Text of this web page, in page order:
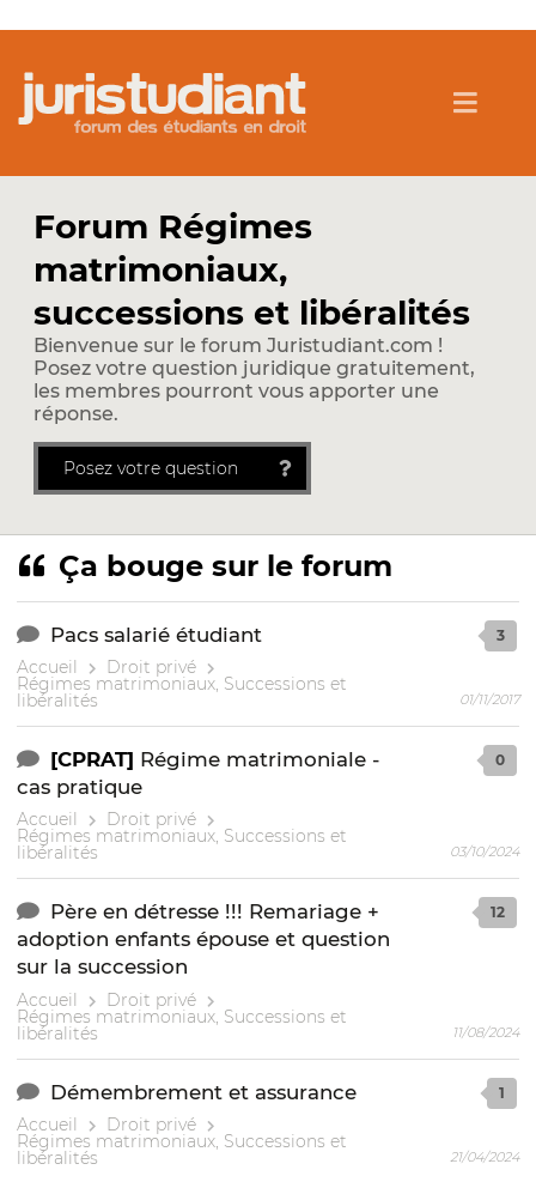
Forum Régimes
matrimoniaux,
successions et libéralités
Bienvenue sur le forum Juristudiant.com !
Posez votre question juridique gratuitement,
les membres pourront vous apporter une
réponse.
Posez votre question
Ça bouge sur le forum
Pacs salarié étudiant
Accueil Droit privé
Régimes matrimoniaux, Successions et
libéralités
3
01/11/2017
[CPRAT] Régime matrimoniale -
cas pratique
Accueil Droit privé
Régimes matrimoniaux, Successions et
libéralités
0
03/10/2024
Père en détresse !!! Remariage +
adoption enfants épouse et question
sur la succession
Accueil Droit privé
Régimes matrimoniaux, Successions et
libéralités
12
11/08/2024
Démembrement et assurance
Accueil Droit privé
Régimes matrimoniaux, Successions et
libéralités
1
21/04/2024